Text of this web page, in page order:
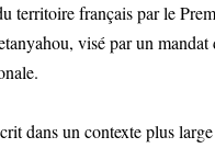
territoire français par le
visé par un mandat
dans un contexte plus